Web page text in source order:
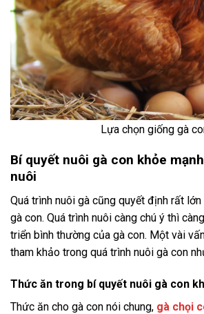
Lựa chọn giống gà
Bí quyết nuôi gà con khỏe
nuôi
Quá trình nuôi gà cũng quyết định rất
gà con. Quá trình nuôi càng chú ý thì
triển bình thường của gà con. Một vài
tham khảo trong quá trình nuôi gà con
Thức ăn trong bí quyết nuôi gà con
Thức ăn cho gà con nói chung, gà chọi